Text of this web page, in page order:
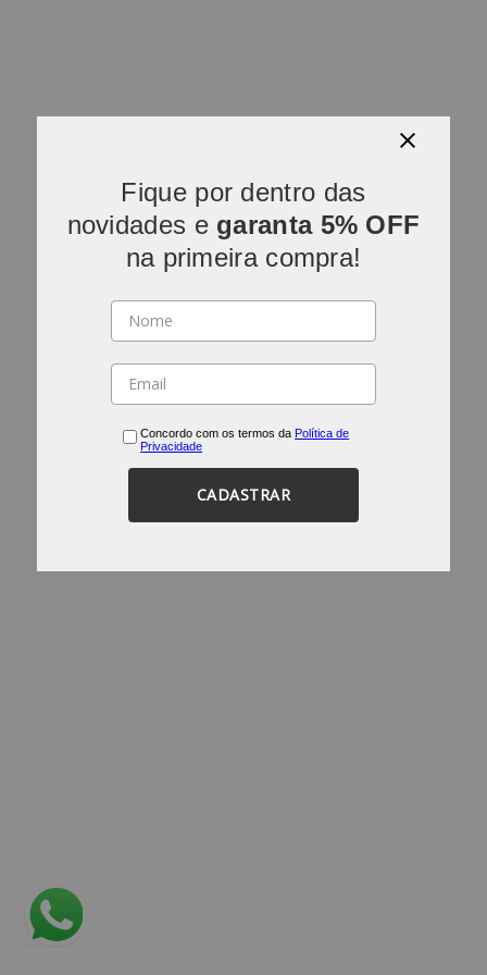
Fique por dentro das
novidades e garanta 5% OFF
na primeira compra!
Concordo com os termos da Política de
Privacidade
CADASTRAR